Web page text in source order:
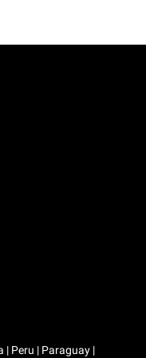
| Peru | Paraguay |